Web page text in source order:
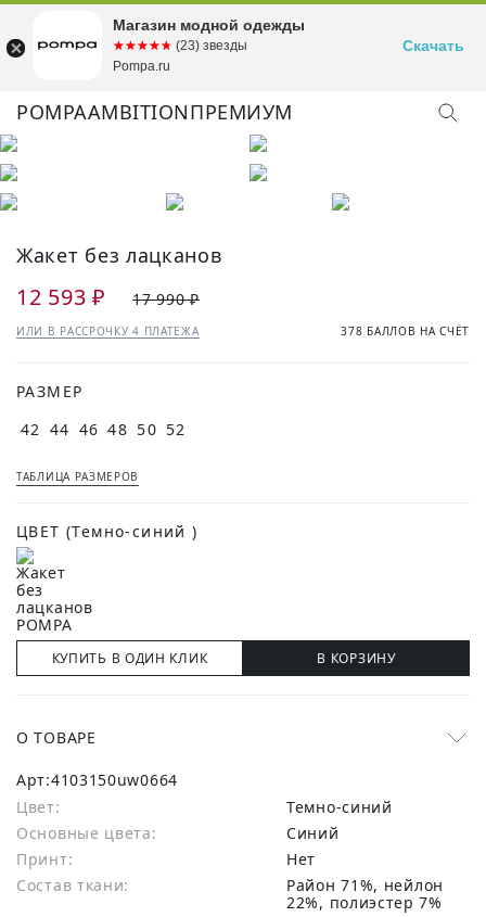
POMPAAMBITIONПРЕМИУМ
КУПИТЬ ОБРАЗ
Жакет без лацканов
12 593 ₽ 17 990 ₽
ИЛИ В РАССРОЧКУ 4 ПЛАТЕЖА 378 БАЛЛОВ НА СЧЁТ
РАЗМЕР
42 44 46 48 50 52
ТАБЛИЦА РАЗМЕРОВ
ЦВЕТ (Темно-синий )
КУПИТЬ В ОДИН КЛИК В КОРЗИНУ
О ТОВАРЕ
Арт:4103150uw0664
Цвет:
Темно-синий
Основные цвета:
синий
Принт:
Нет
Состав ткани:
район 71%, нейлон
22%, полиэстер 7%
Магазин модной одежды
☆☆☆☆☆
★★★★★ (23) звезды
Pompa.ru
Скачать